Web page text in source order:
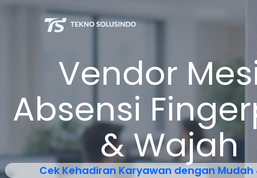
Vendor
Absensi
& Wajah
Cek Kehadiran Karyawan dengan